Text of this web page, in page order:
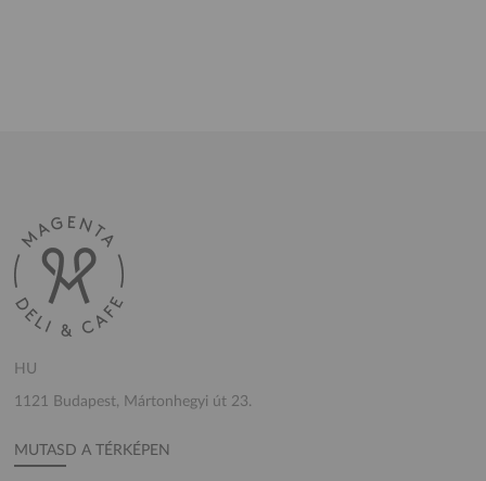
HU
1121 Budapest, Mártonhegyi út 23.
MUTASD A TÉRKÉPEN